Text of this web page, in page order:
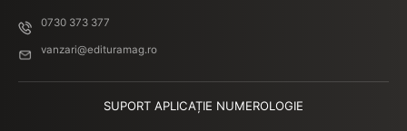
0730 373 377
vanzari@edituramag.ro
SUPORT APLICAȚIE NUMEROLOGIE